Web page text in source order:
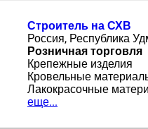
Строитель на СХВ
Россия, Республика
Розничная торговля
Крепежные изделия
Кровельные
Лакокрасочные
еще...